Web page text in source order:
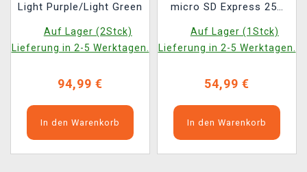
Light Purple/Light Green
Auf Lager (2Stck)
Lieferung in 2-5 Werktagen.
94,99 €
In den Warenkorb
micro SD Express 256
Auf Lager (1Stck)
Lieferung in 2-5 Werktagen.
54,99 €
In den Warenkorb